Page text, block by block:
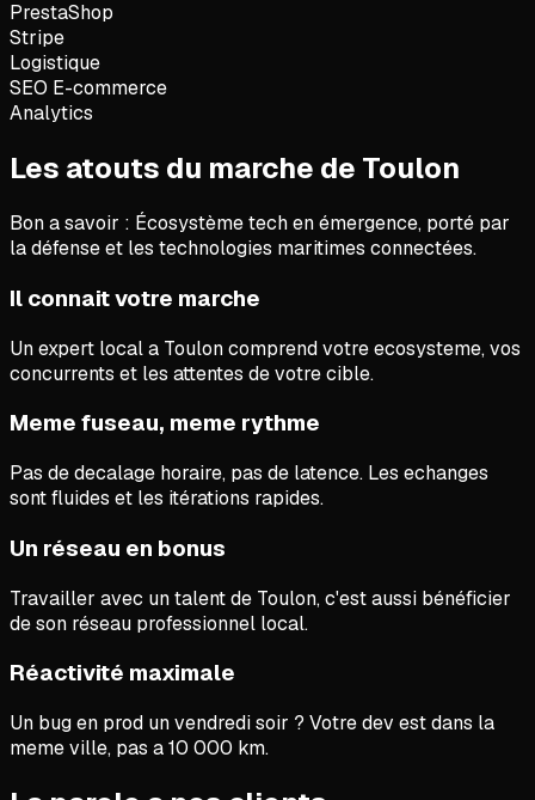
PrestaShop
Stripe
Logistique
SEO E-commerce
Analytics
Les atouts du marche de Toulon
Bon a savoir : Écosystème tech en émergence, porté par
la défense et les technologies maritimes connectées.
Il connait votre marche
Un expert local a Toulon comprend votre ecosysteme, vos
concurrents et les attentes de votre cible.
Meme fuseau, meme rythme
Pas de decalage horaire, pas de latence. Les echanges
sont fluides et les itérations rapides.
Un réseau en bonus
Travailler avec un talent de Toulon, c'est aussi bénéficier
de son réseau professionnel local.
Réactivité maximale
Un bug en prod un vendredi soir ? Votre dev est dans la
meme ville, pas a 10 000 km.